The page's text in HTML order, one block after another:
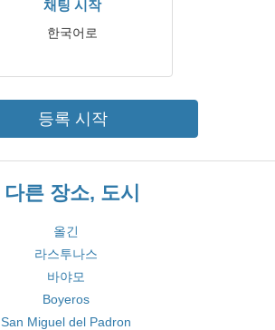
채팅 시작
한국어로
등록 시작
다른 장소, 도시
올긴
라스투나스
바야모
Boyeros
San Miguel del Padron